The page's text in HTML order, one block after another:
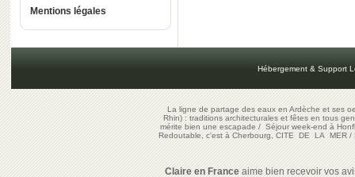
Mentions légales
Hébergement & Support
La ligne de partage des eaux en Ardèche et ses
Rhin) : traditions architecturales et fêtes en tous
mérite bien une escapade/Séjour week-end à
Redoutable, c'est à Cherbourg, CITE DE LA MER/
Claire en Franceaime bien recevoir vos